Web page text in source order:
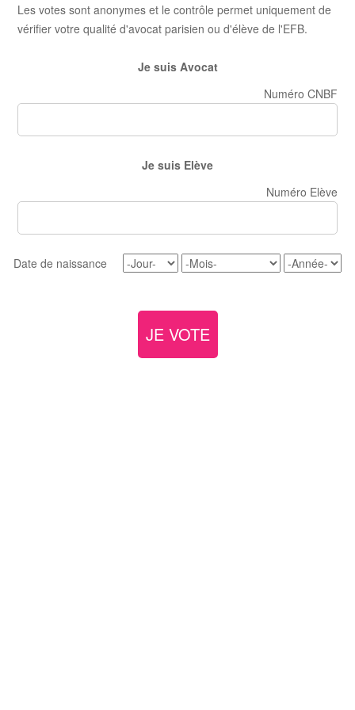
Les votes sont anonymes et le contrôle permet uniquement de
vérifier votre qualité d'avocat parisien ou d'élève de l'EFB.
Je suis Avocat
Numéro CNBF
Je suis Elève
Numéro Elève
Date de naissance
JE VOTE